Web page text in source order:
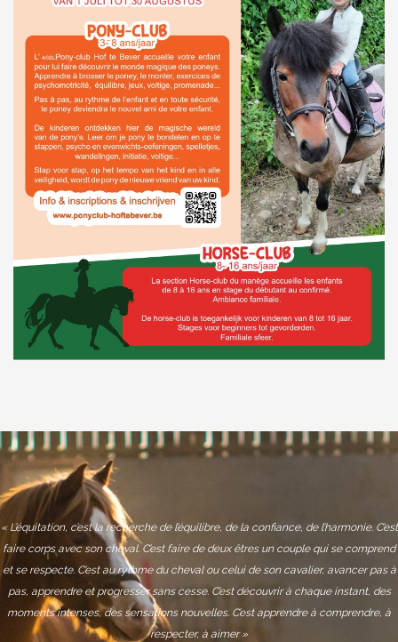
« L’équitation, c’est la recherche de l’équilibre, de la confiance, de l’harmonie. C’est
faire corps avec son cheval. C’est faire de deux êtres un couple qui se comprend
et se respecte. C’est au rythme du cheval ou celui de son cavalier, avancer pas à
pas, apprendre et progresser sans cesse. C’est découvrir à chaque instant, des
moments intenses, des sensations nouvelles. C’est apprendre à comprendre, à
respecter, à aimer »